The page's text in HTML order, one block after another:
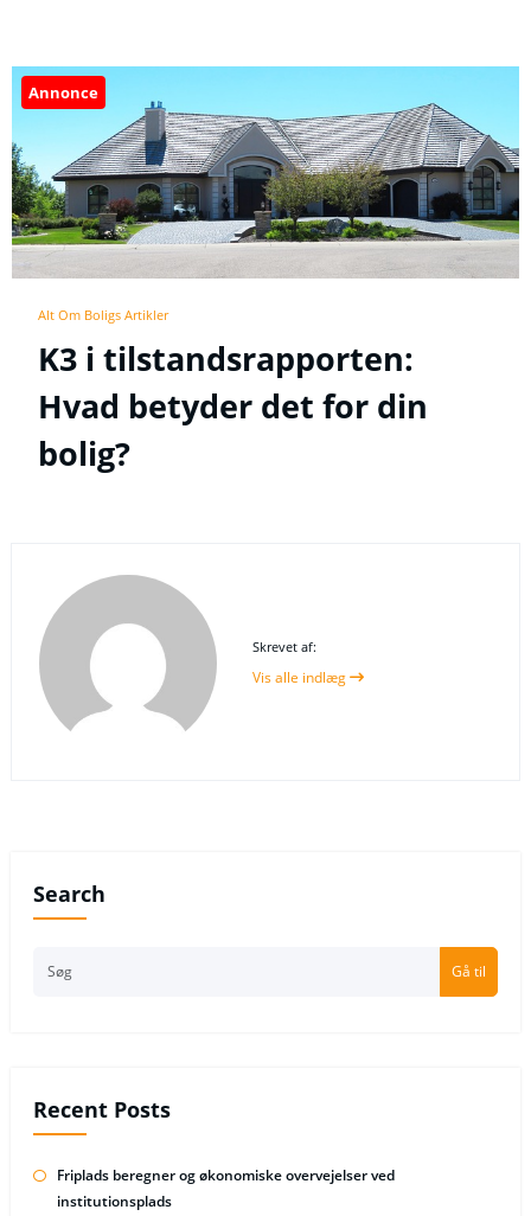
Annonce
Alt Om Boligs Artikler
K3 i tilstandsrapporten:
Hvad betyder det for din
bolig?
Skrevet af:
Vis alle indlæg
Search
Gå til
Recent Posts
Friplads beregner og økonomiske overvejelser ved
institutionsplads